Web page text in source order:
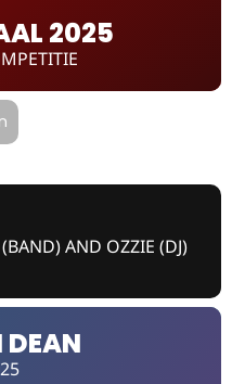
2025
AND OZZIE (DJ)
DEAN